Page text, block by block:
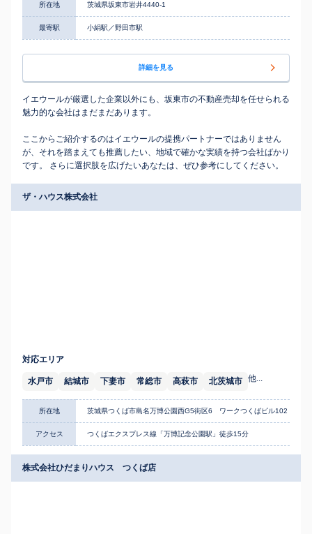
所在地 茨城県坂東市岩井4440-1
最寄駅 小絹駅／野田市駅
詳細を見る
イエウールが厳選した企業以外にも、坂東市の不動産売却を任せられる
魅力的な会社はまだまだあります。
ここからご紹介するのはイエウールの提携パートナーではありません
が、それを踏まえても推薦したい、地域で確かな実績を持つ会社ばかり
です。 さらに選択肢を広げたいあなたは、ぜひ参考にしてください。
ザ・ハウス株式会社
対応エリア
水戸市 結城市 下妻市 常総市 高萩市 北茨城市 他...
所在地 茨城県つくば市島名万博公園西G5街区6 ワークつくばビル102
アクセス つくばエクスプレス線「万博記念公園駅」徒歩15分
株式会社ひだまりハウス つくば店